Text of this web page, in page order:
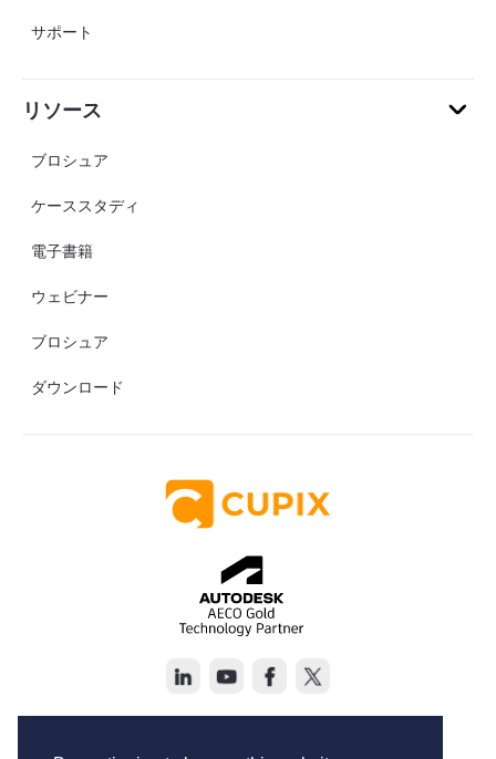
サポート
リソース
ブロシュア
ケーススタディ
電子書籍
ウェビナー
ブロシュア
ダウンロード